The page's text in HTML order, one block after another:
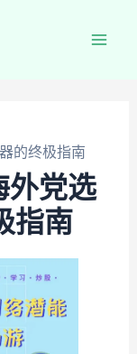
的终极指南
外党选
指南